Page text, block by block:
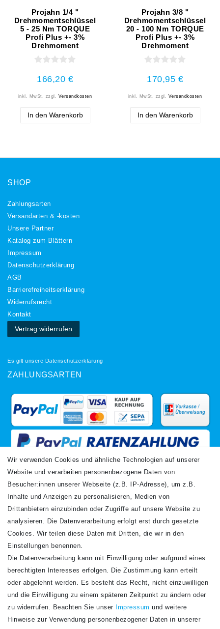
Projahn 1/4 "
Drehmomentschlüssel
5 - 25 Nm TORQUE
Profi Plus +- 3%
Drehmoment
166,20 €
inkl. MwSt. zzgl. Versandkosten
In den Warenkorb
Projahn 3/8 "
Drehmomentschlüssel
20 - 100 Nm TORQUE
Profi Plus +- 3%
Drehmoment
170,95 €
inkl. MwSt. zzgl. Versandkosten
In den Warenkorb
SHOP
Zahlungsarten
Versandarten & -kosten
Unsere Partner
Katalog zum Blättern
Impressum
Daten­schutz­erklärung
AGB
Barrierefreiheitserklärung
Widerrufs­recht
Kontakt
Vertrag widerrufen
Es gilt unsere Datenschutzerklärung
ZAHLUNGSARTEN
VERSANDARTEN
Newsletter
Honig
Hiermit bestätige ich, dass ich dieDaten­schutz­erklärunggelesen habe. Meine
Wir verwenden Cookies und ähnliche Technologien auf unserer
Website und verarbeiten personenbezogene Daten von
Besucher:innen unserer Webseite (z.B. IP-Adresse), um z.B.
Inhalte und Anzeigen zu personalisieren, Medien von
Drittanbietern einzubinden oder Zugriffe auf unsere Website zu
analysieren. Die Datenverarbeitung erfolgt erst durch gesetzte
Cookies. Wir teilen diese Daten mit Dritten, die wir in den
Einstellungen benennen.
Die Datenverarbeitung kann mit Einwilligung oder aufgrund eines
berechtigten Interesses erfolgen. Die Zustimmung kann erteilt
oder abgelehnt werden. Es besteht das Recht, nicht einzuwilligen
und die Einwilligung zu einem späteren Zeitpunkt zu ändern oder
zu widerrufen. Beachten Sie unser
Impressum und weitere
Hinweise zur Verwendung personenbezogener Daten in unserer